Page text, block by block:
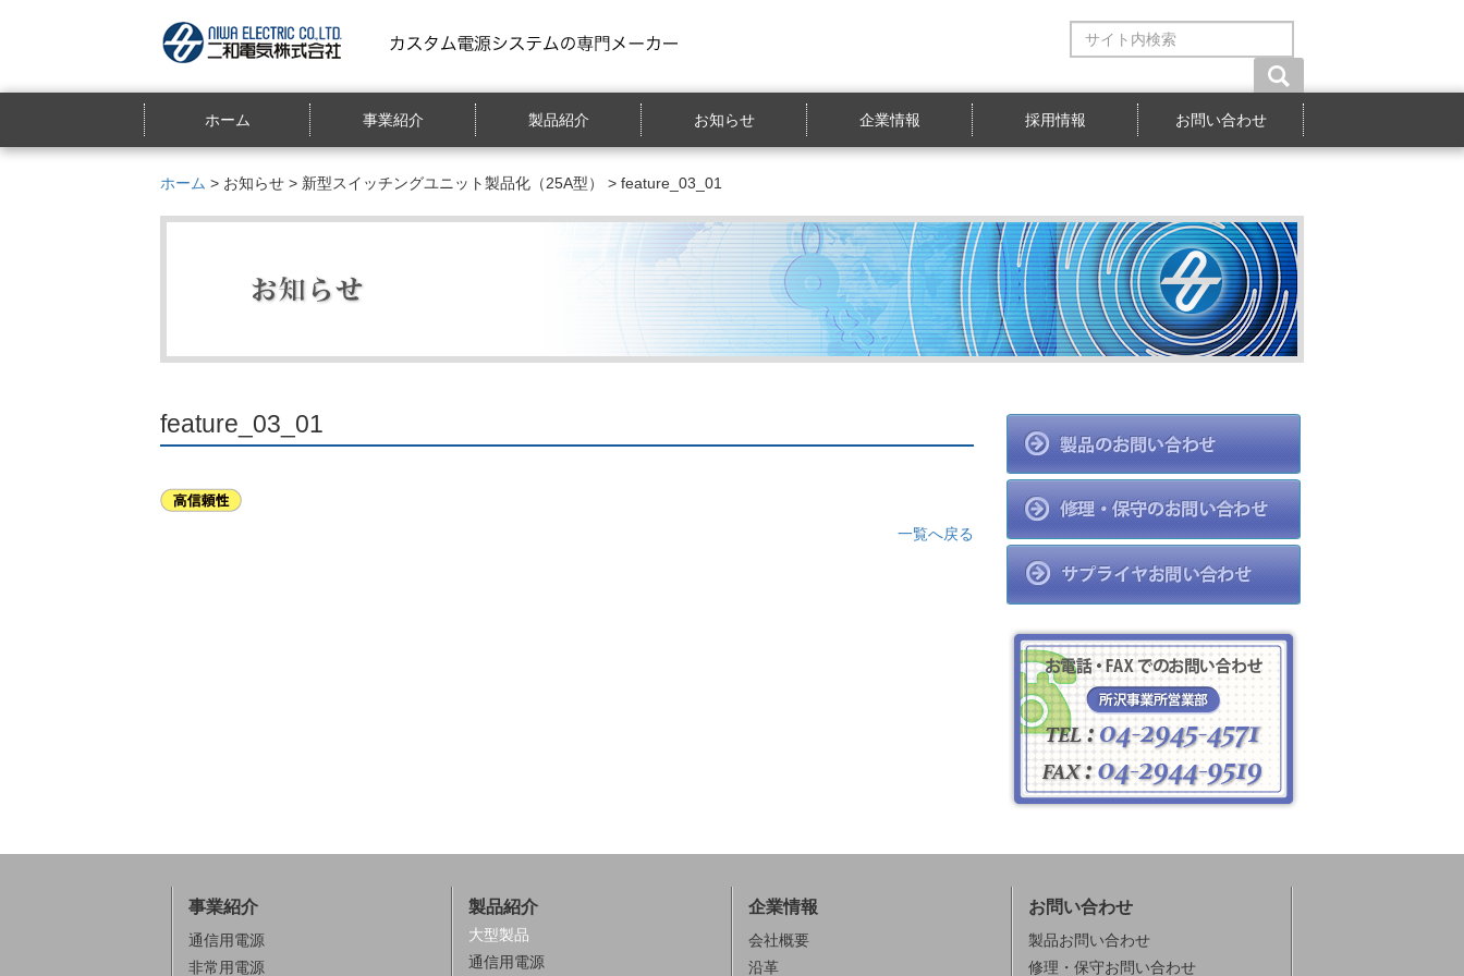
イ
内
検
ホーム 事業紹介 製品紹介 お知らせ 企業情報 採用情報 お問い合わせ
ホーム > お知らせ > 新型スイッチングユニット製品化（25A型） > feature_03_01
feature_03_01
一覧へ戻る
事業紹介
通信用電源
非常用電源
製品紹介
大型製品
通信用電源
企業情報
会社概要
沿革
お問い合わせ
製品お問い合わせ
修理・保守お問い合わせ